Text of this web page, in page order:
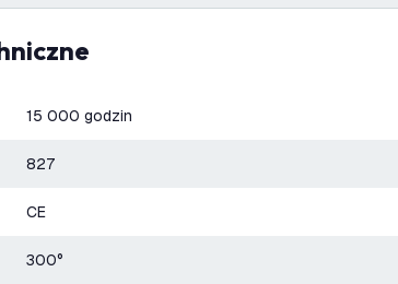
15 000 godzin
827
CE
300°